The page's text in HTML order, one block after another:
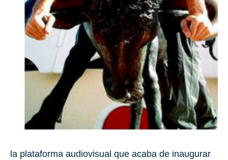
la plataforma audiovisual que acaba de inaugurar